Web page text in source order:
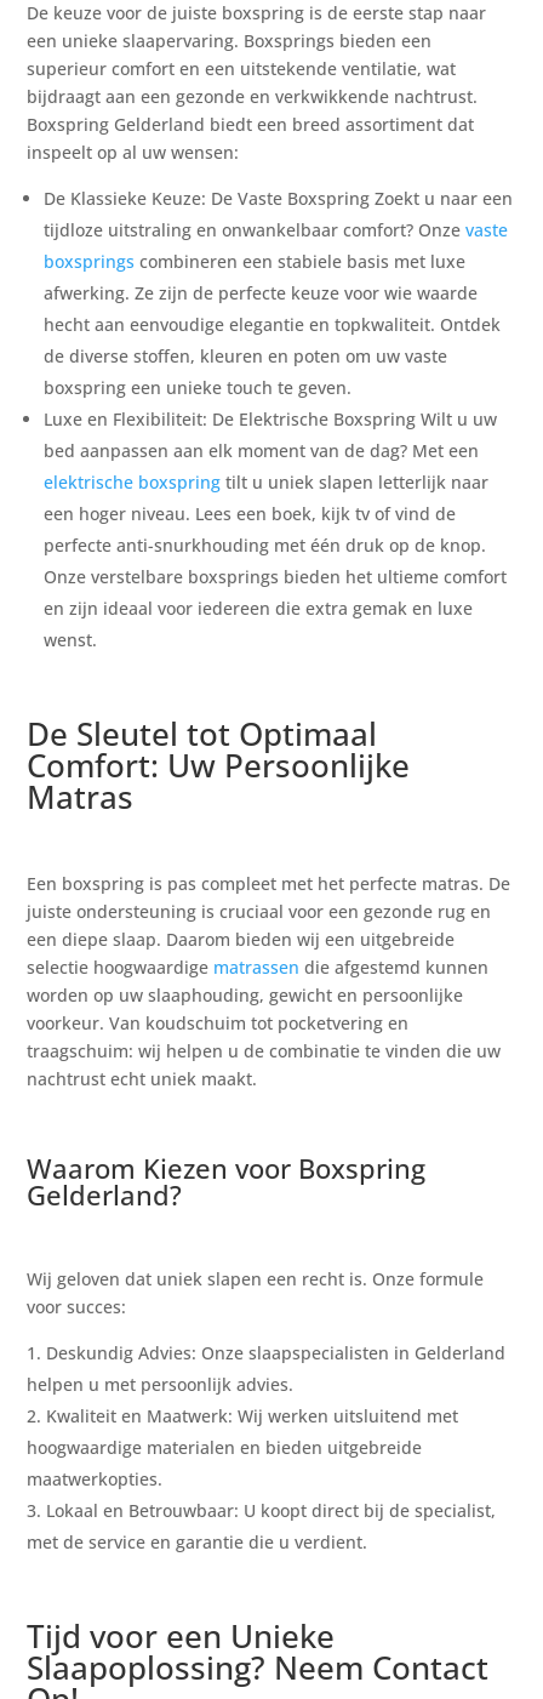
De keuze voor de juiste boxspring is de eerste stap naar
een unieke slaapervaring. Boxsprings bieden een
superieur comfort en een uitstekende ventilatie, wat
bijdraagt aan een gezonde en verkwikkende nachtrust.
Boxspring Gelderland biedt een breed assortiment dat
inspeelt op al uw wensen:
De Klassieke Keuze: De Vaste Boxspring Zoekt u naar een
tijdloze uitstraling en onwankelbaar comfort? Onzevaste
boxsprings combineren een stabiele basis met luxe
afwerking. Ze zijn de perfecte keuze voor wie waarde
hecht aan eenvoudige elegantie en topkwaliteit. Ontdek
de diverse stoffen, kleuren en poten om uw vaste
boxspring een unieke touch te geven.
Luxe en Flexibiliteit: De Elektrische Boxspring Wilt u uw
bed aanpassen aan elk moment van de dag? Met een
elektrische boxspring tilt u uniek slapen letterlijk naar
een hoger niveau. Lees een boek, kijk tv of vind de
perfecte anti-snurkhouding met één druk op de knop.
Onze verstelbare boxsprings bieden het ultieme comfort
en zijn ideaal voor iedereen die extra gemak en luxe
wenst.
De Sleutel tot Optimaal
Comfort: Uw Persoonlijke
Matras
Een boxspring is pas compleet met het perfecte matras. De
juiste ondersteuning is cruciaal voor een gezonde rug en
een diepe slaap. Daarom bieden wij een uitgebreide
selectie hoogwaardige matrassen die afgestemd kunnen
worden op uw slaaphouding, gewicht en persoonlijke
voorkeur. Van koudschuim tot pocketvering en
traagschuim: wij helpen u de combinatie te vinden die uw
nachtrust echt uniek maakt.
Waarom Kiezen voor Boxspring
Gelderland?
Wij geloven dat uniek slapen een recht is. Onze formule
voor succes:
Deskundig Advies: Onze slaapspecialisten in Gelderland
helpen u met persoonlijk advies.
Kwaliteit en Maatwerk: Wij werken uitsluitend met
hoogwaardige materialen en bieden uitgebreide
maatwerkopties.
Lokaal en Betrouwbaar: U koopt direct bij de specialist,
met de service en garantie die u verdient.
Tijd voor een Unieke
Slaapoplossing? Neem Contact